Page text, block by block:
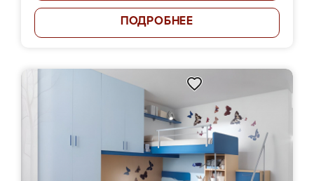
ПОДРОБНЕЕ